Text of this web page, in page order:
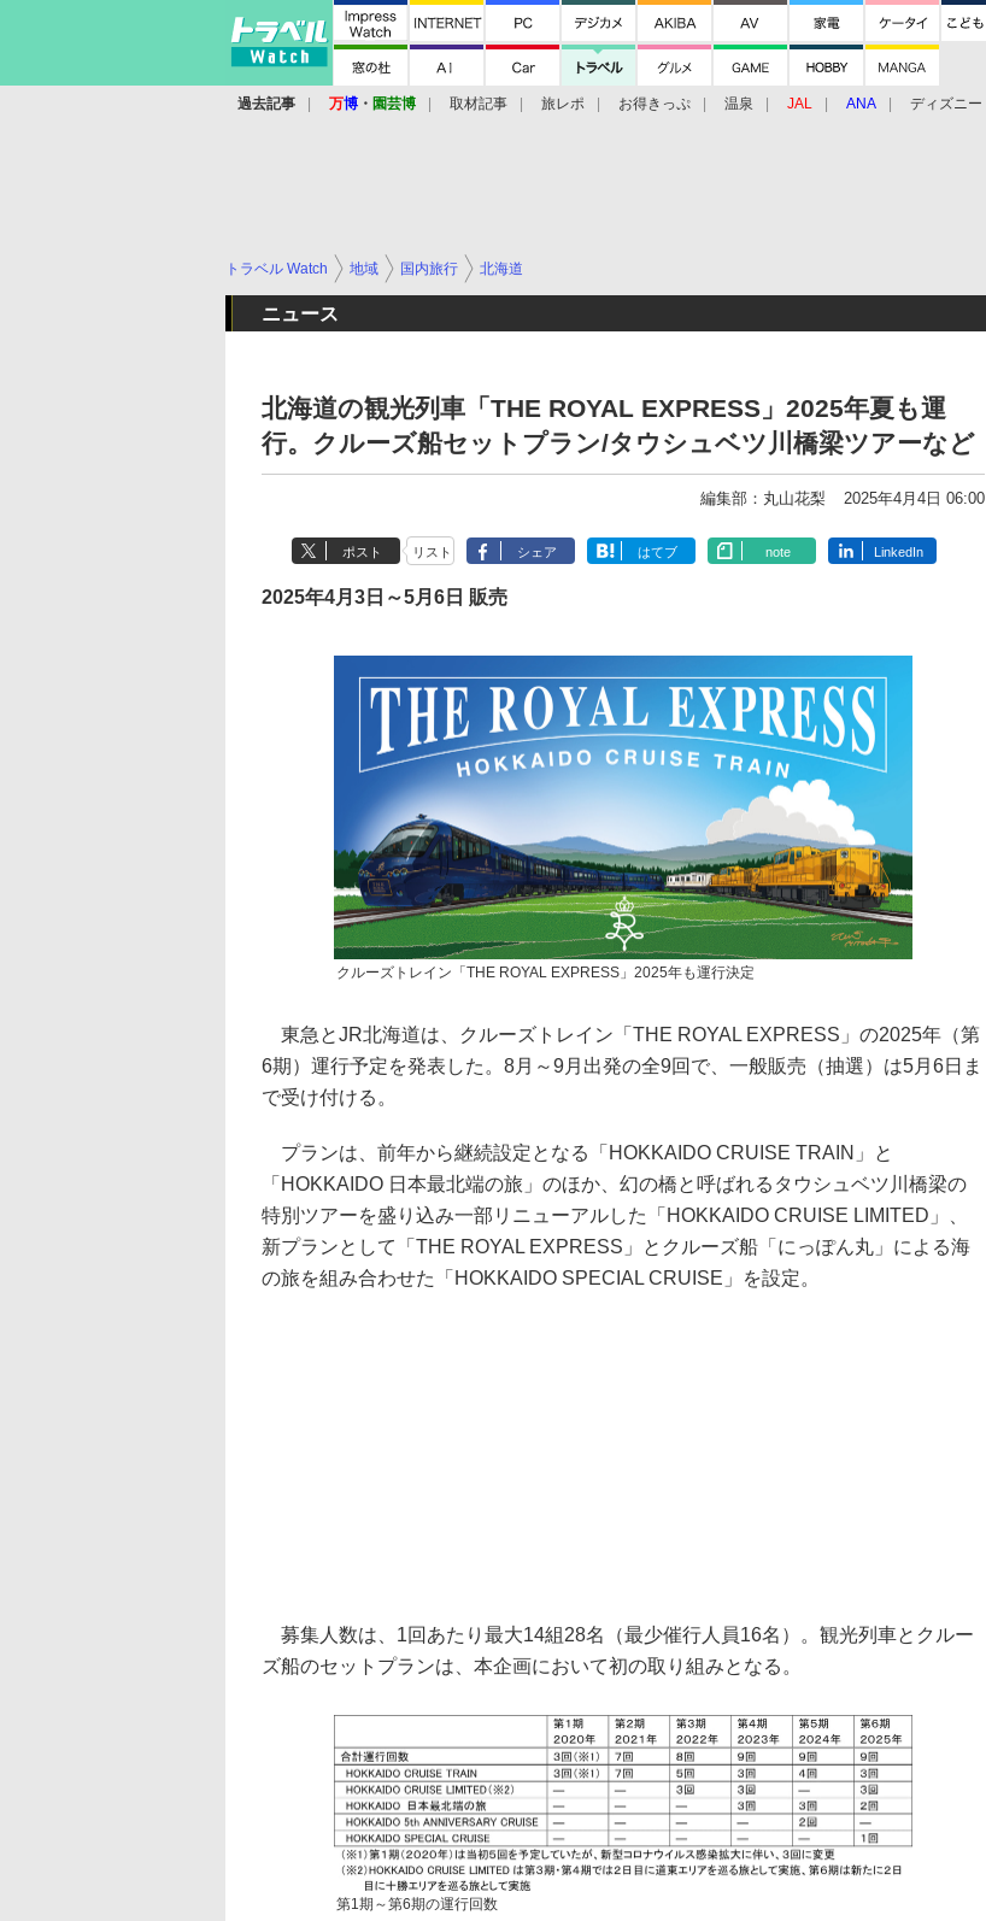
過去記事 万博 ・ 園芸博 取材記事 旅レポ お得きっぷ 温泉 JAL ANA ディズニー
トラベル Watch 地域 国内旅行 北海道
ニュース
北海道の観光列車「THE ROYAL EXPRESS」2025年夏も運
行。クルーズ船セットプラン/タウシュベツ川橋梁ツアーなど
編集部：丸山花梨 2025年4月4日 06:00
ポスト リスト シェア はてブ note LinkedIn
2025年4月3日～5月6日 販売
クルーズトレイン「THE ROYAL EXPRESS」2025年も運行決定
東急とJR北海道は、クルーズトレイン「THE ROYAL EXPRESS」の2025年（第
6期）運行予定を発表した。8月～9月出発の全9回で、一般販売（抽選）は5月6日ま
で受け付ける。
プランは、前年から継続設定となる「HOKKAIDO CRUISE TRAIN」と
「HOKKAIDO 日本最北端の旅」のほか、幻の橋と呼ばれるタウシュベツ川橋梁の
特別ツアーを盛り込み一部リニューアルした「HOKKAIDO CRUISE LIMITED」、
新プランとして「THE ROYAL EXPRESS」とクルーズ船「にっぽん丸」による海
の旅を組み合わせた「HOKKAIDO SPECIAL CRUISE」を設定。
募集人数は、1回あたり最大14組28名（最少催行人員16名）。観光列車とクルー
ズ船のセットプランは、本企画において初の取り組みとなる。
第1期～第6期の運行回数